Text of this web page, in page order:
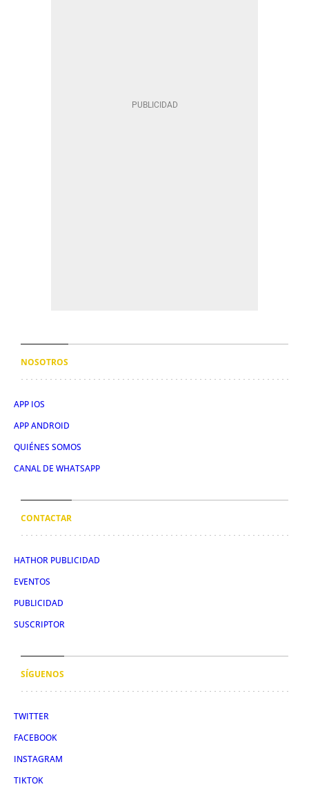
NOSOTROS
APP IOS
APP ANDROID
QUIÉNES SOMOS
CANAL DE WHATSAPP
CONTACTAR
HATHOR PUBLICIDAD
EVENTOS
PUBLICIDAD
SUSCRIPTOR
SÍGUENOS
TWITTER
FACEBOOK
INSTAGRAM
TIKTOK